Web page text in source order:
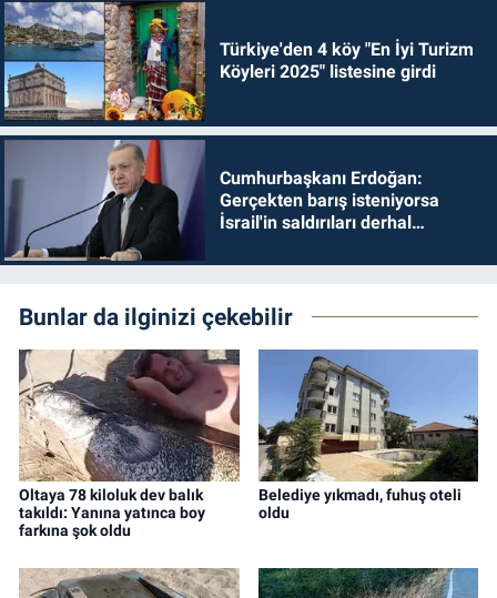
Türkiye'den 4 köy "En İyi Turizm
Köyleri 2025" listesine girdi
Cumhurbaşkanı Erdoğan:
Gerçekten barış isteniyorsa
İsrail'in saldırıları derhal
Bunlar da ilginizi çekebilir
Oltaya 78 kiloluk dev balık
takıldı: Yanına yatınca boy
farkına şok oldu
Belediye yıkmadı, fuhuş oteli
oldu